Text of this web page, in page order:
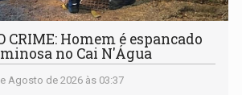
CRIME: Homem é espancado
no Cai N'Água
Agosto de 2026 às 03:37